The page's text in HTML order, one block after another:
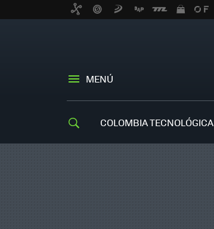
MENÚ
COLOMBIA TECNOLÓGICA